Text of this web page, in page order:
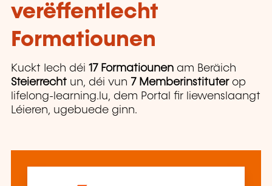
verëffentlecht
Formatiounen
Kuckt Iech déi 17 Formatiounen am Beräich
Steierrecht un, déi vun 7 Memberinstituter op
lifelong-learning.lu, dem Portal fir liewenslaangt
Léieren, ugebuede ginn.